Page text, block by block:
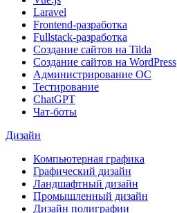
Laravel
Frontend-разработка
Fullstack-разработка
Создание сайтов на Tilda
Создание сайтов на WordPress
Администрирование ОС
Тестирование
ChatGPT
Чат-боты
Дизайн
Компьютерная графика
Графический дизайн
Ландшафтный дизайн
Промышленный дизайн
Дизайн полиграфии